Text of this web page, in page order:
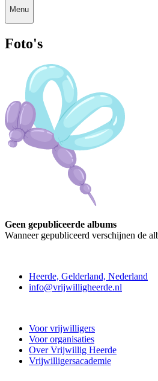
Menu
Foto's
Geen gepubliceerde albums
Wanneer gepubliceerd verschijnen de
Heerde, Gelderland, Nederland
info@vrijwilligheerde.nl
Voor vrijwilligers
Voor organisaties
Over Vrijwillig Heerde
Vrijwilligersacademie